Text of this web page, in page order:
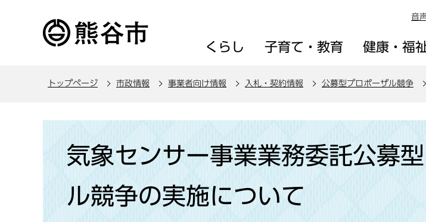
音
くらし 子育て・教育 健康・福
トップページ 市政情報 事業者向け情報 入札・契約情報 公募型プロポーザル競争
気象センサー事業業務委託公募
ル競争の実施について